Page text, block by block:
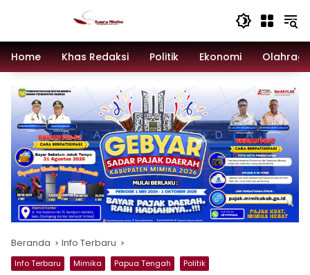
Home
Khas Redaksi Politik Ekonomi
Beranda Info Terbaru
Info Terbaru Mimika Papua Tengah Politik